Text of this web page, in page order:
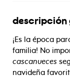
descripción
¡Es la época
familia! No
cascanueces
navideña